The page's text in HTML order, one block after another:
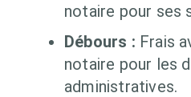
notaire pour ses
Débours : Frais
notaire pour les
administratives.